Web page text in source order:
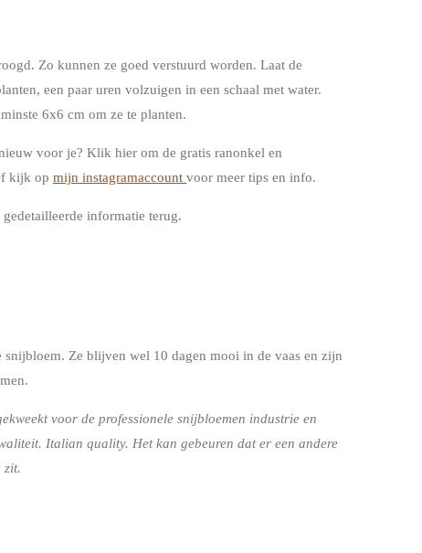
Zo kunnen ze goed verstuurd worden. Laat de
een paar uren volzuigen in een schaal met water.
6x6 cm om ze te planten.
voor je? Klik hier om de gratis ranonkel en
kijk op mijn instagramaccount voor meer tips en info.
informatie terug.
snijbloem. Ze blijven wel 10 dagen mooi in de vaas en zijn
voor de professionele snijbloemen industrie en
Italian quality. Het kan gebeuren dat er een andere
zit.